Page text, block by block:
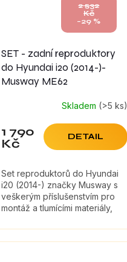
2 532
Kč
–29 %
SET - zadní reproduktory
do Hyundai i20 (2014-)-
Musway ME62
Skladem (>5 ks)
1 790
Kč
DETAIL
Set reproduktorů do Hyundai
i20 (2014-) značky Musway s
veškerým příslušenstvím pro
montáž a tlumícími materiály,
zvuk reproduktorů.